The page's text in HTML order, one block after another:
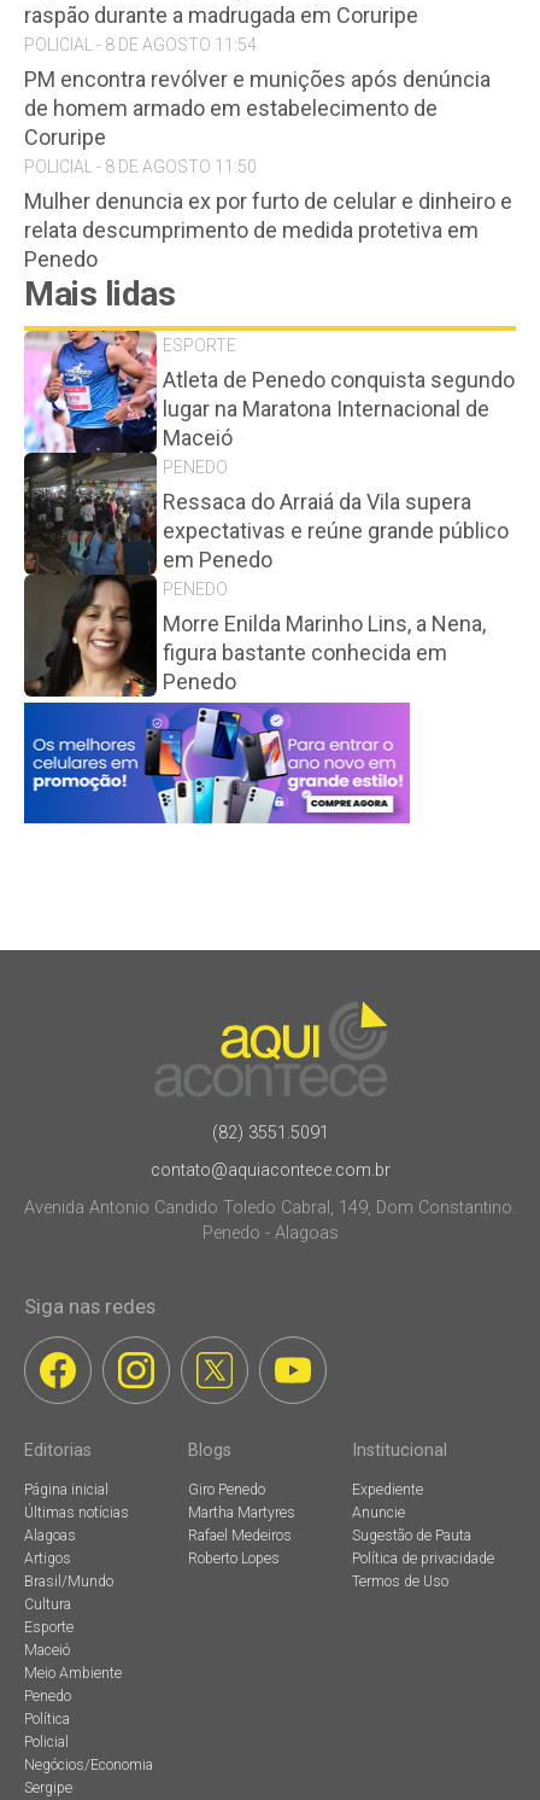
raspão durante a madrugada em Coruripe
POLICIAL - 8 DE AGOSTO 11:54
PM encontra revólver e munições após denúncia
de homem armado em estabelecimento de
Coruripe
POLICIAL - 8 DE AGOSTO 11:50
Mulher denuncia ex por furto de celular e dinheiro e
relata descumprimento de medida protetiva em
Penedo
Mais lidas
ESPORTE
Atleta de Penedo conquista segundo
lugar na Maratona Internacional de
Maceió
PENEDO
Ressaca do Arraiá da Vila supera
expectativas e reúne grande público
em Penedo
PENEDO
Morre Enilda Marinho Lins, a Nena,
figura bastante conhecida em
Penedo
(82) 3551.5091
contato@aquiacontece.com.br
Avenida Antonio Candido Toledo Cabral, 149, Dom Constantino.
Penedo - Alagoas
Siga nas redes
Editorias
Página inicial
Últimas notícias
Alagoas
Artigos
Brasil/Mundo
Cultura
Esporte
Maceió
Meio Ambiente
Penedo
Política
Policial
Negócios/Economia
Sergipe
Blogs
Giro Penedo
Martha Martyres
Rafael Medeiros
Roberto Lopes
Institucional
Expediente
Anuncie
Sugestão de Pauta
Política de privacidade
Termos de Uso